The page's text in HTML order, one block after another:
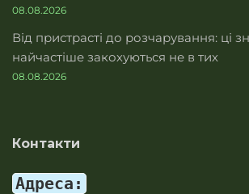
08.08.2026
Від пристрасті до розчарування: ці
найчастіше закохуються не в тих
08.08.2026
Контакти
Адреса: